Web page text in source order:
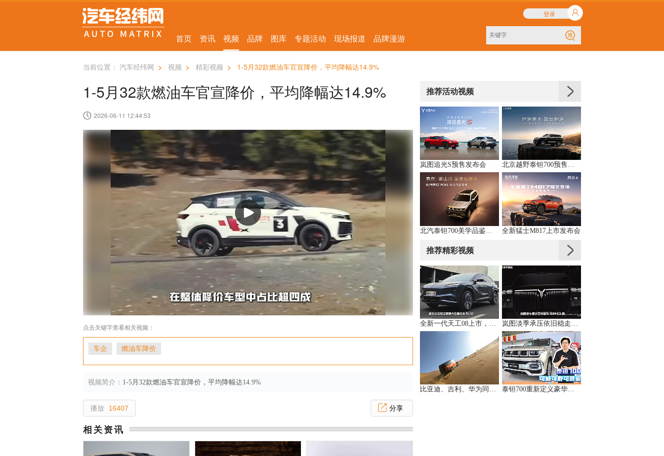
首页 资讯 视频 品牌 图库 专题活动 现场报道 品牌漫游
登录
当前位置： 汽车经纬网 > 视频 > 精彩视频 > 1-5月32款燃油车官宣降价，平均降幅达14.9%
1-5月32款燃油车官宣降价，平均降幅达14.9%
2026-06-11 12:44:53
点击关键字查看相关视频：
车企 燃油车降价
视频简介： 1-5月32款燃油车官宣降价，平均降幅达14.9%
播放 16407 分享
相关资讯
推荐活动视频
岚图追光S预售发布会 北京越野泰钽700预售发布会直播
全新猛士M817上市发布会
推荐精彩视频
比亚迪、吉利、华为同时押注，轻越野是真机会还是伪风口？ 泰钽700重新定义豪华硬派越野，家用越野两全其美